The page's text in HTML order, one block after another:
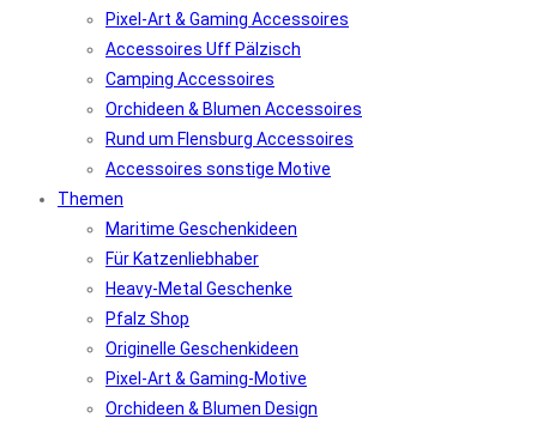
Pixel-Art & Gaming Accessoires
Accessoires Uff Pälzisch
Camping Accessoires
Orchideen & Blumen Accessoires
Rund um Flensburg Accessoires
Accessoires sonstige Motive
Themen
Maritime Geschenkideen
Für Katzenliebhaber
Heavy-Metal Geschenke
Pfalz Shop
Originelle Geschenkideen
Pixel-Art & Gaming-Motive
Orchideen & Blumen Design